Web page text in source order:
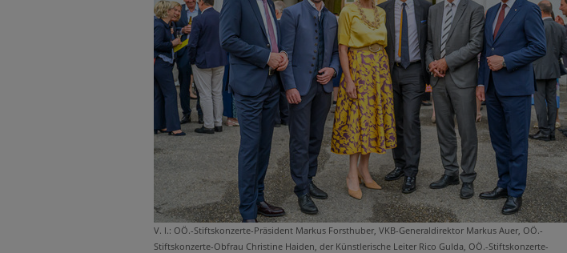
V. l.: OÖ.-Stiftskonzerte-Präsident Markus Forsthuber, VKB-Generaldirektor Markus Auer, OÖ.-
Stiftskonzerte-Obfrau Christine Haiden, der Künstlerische Leiter Rico Gulda, OÖ.-Stiftskonzerte-